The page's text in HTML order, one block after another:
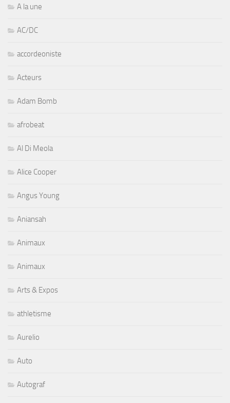
A la une
AC/DC
accordeoniste
Acteurs
Adam Bomb
afrobeat
Al Di Meola
Alice Cooper
Angus Young
Aniansah
Animaux
Animaux
Arts & Expos
athletisme
Aurelio
Auto
Autograf